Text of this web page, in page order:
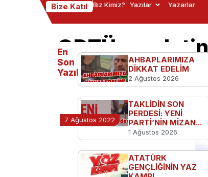
Bize Katıl Biz Kimiz? Yazılar Yazarlar
ODTÜ
“Türk
yoktur”
Ana Sayfa TGB'den
ODTÜ rezaletine
7 Ağustos 2022
En
Son
Yazılanlar
AHBAPLARIMIZA
DİKKAT EDELİM
2 Ağustos 2026
TAKLİDİN SON
PERDESİ: YENİ
PARTİ’NİN MİZAN...
1 Ağustos 2026
ATATÜRK
GENÇLİĞİNİN YAZ